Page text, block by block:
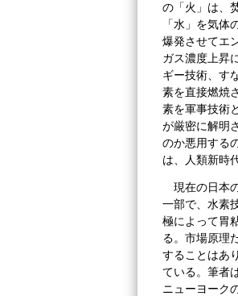
の「火」は、
「水」を気
爆発させてエ
ガス濃度上昇
ギー技術、す
素を直接燃焼
素を軍事技術
が厳密に解明
のか悪用する
は、人類新時
現在の日本
一部で、水素
極によって胃
る。市場原理
することはあ
ている。筆者
ニューヨーク